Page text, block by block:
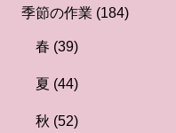
季節の作業 (184)
春 (39)
夏 (44)
秋 (52)